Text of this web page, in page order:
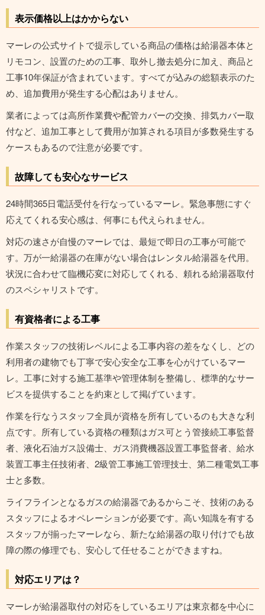
表示価格以上はかからない
マーレの公式サイトで提示している商品の価格は給湯器本体と
リモコン、設置のための工事、取外し撤去処分に加え、商品と
工事10年保証が含まれています。すべてが込みの総額表示のた
め、追加費用が発生する心配はありません。
業者によっては高所作業費や配管カバーの交換、排気カバー取
付など、追加工事として費用が加算される項目が多数発生する
ケースもあるので注意が必要です。
故障しても安心なサービス
24時間365日電話受付を行なっているマーレ。緊急事態にすぐ
応えてくれる安心感は、何事にも代えられません。
対応の速さが自慢のマーレでは、最短で即日の工事が可能で
す。万が一給湯器の在庫がない場合はレンタル給湯器を代用。
状況に合わせて臨機応変に対応してくれる、頼れる給湯器取付
のスペシャリストです。
有資格者による工事
作業スタッフの技術レベルによる工事内容の差をなくし、どの
利用者の建物でも丁寧で安心安全な工事を心がけているマー
レ。工事に対する施工基準や管理体制を整備し、標準的なサー
ビスを提供することを約束として掲げています。
作業を行なうスタッフ全員が資格を所有しているのも大きな利
点です。所有している資格の種類はガス可とう管接続工事監督
者、液化石油ガス設備士、ガス消費機器設置工事監督者、給水
装置工事主任技術者、2級管工事施工管理技士、第二種電気工事
士と多数。
ライフラインとなるガスの給湯器であるからこそ、技術のある
スタッフによるオペレーションが必要です。高い知識を有する
スタッフが揃ったマーレなら、新たな給湯器の取り付けでも故
障の際の修理でも、安心して任せることができますね。
対応エリアは？
マーレが給湯器取付の対応をしているエリアは東京都を中心に